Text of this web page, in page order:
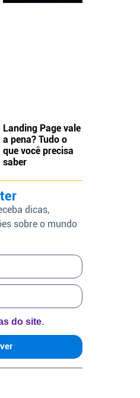
Landing Page vale
a pena? Tudo o
que você precisa
saber
dicas,
sobre o mundo
do site.